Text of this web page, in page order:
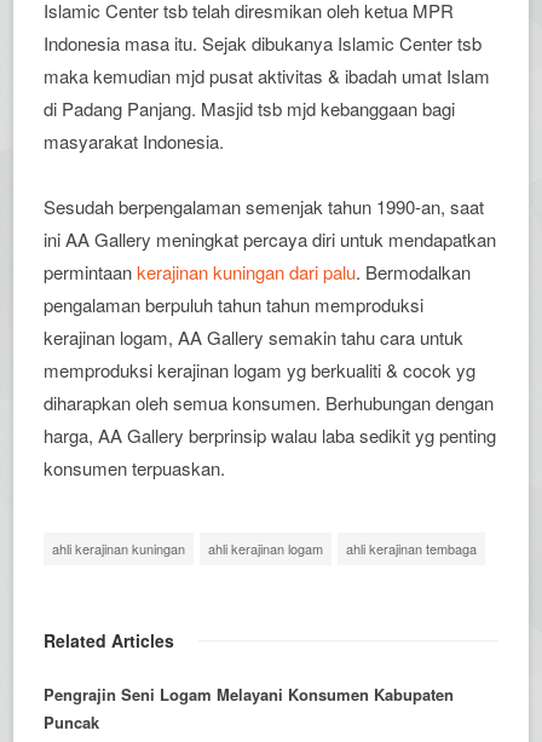
Islamic Center tsb telah diresmikan oleh ketua MPR
Indonesia masa itu. Sejak dibukanya Islamic Center tsb
maka kemudian mjd pusat aktivitas & ibadah umat Islam
di Padang Panjang. Masjid tsb mjd kebanggaan bagi
masyarakat Indonesia.
Sesudah berpengalaman semenjak tahun 1990-an, saat
ini AA Gallery meningkat percaya diri untuk mendapatkan
permintaankerajinan kuningan dari palu. Bermodalkan
pengalaman berpuluh tahun tahun memproduksi
kerajinan logam, AA Gallery semakin tahu cara untuk
memproduksi kerajinan logam yg berkualiti & cocok yg
diharapkan oleh semua konsumen. Berhubungan dengan
harga, AA Gallery berprinsip walau laba sedikit yg penting
konsumen terpuaskan.
ahli kerajinan kuningan ahli kerajinan logam ahli kerajinan tembaga
Related Articles
Pengrajin Seni Logam Melayani Konsumen Kabupaten
Puncak